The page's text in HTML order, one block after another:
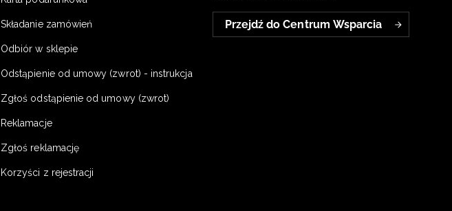
Składanie zamówień
Odbiór w sklepie
Odstąpienie od umowy (zwrot) - instrukcja
Zgłoś odstąpienie od umowy (zwrot)
Reklamacje
Zgłoś reklamację
Korzyści z rejestracji
Przejdź do Centrum Wsparcia